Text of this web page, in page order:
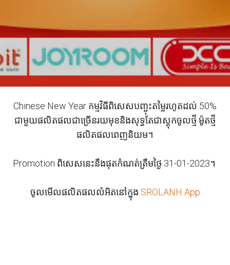
Chinese New Year កម្មវិធីពិសេសបញ្ចុះតម្លៃរហូតដល់ ​50%
ជាមួយផលិតផលជាច្រើនរយមុខនិងសុទ្ធតែជាស្តុកចូលថ្មី ម៉ូតថ្មី
ផលិតផលពេញនិយម។
Promotion ពិសេសនេះនឹងផុតកំណត់ត្រឹមថ្ងៃ 31-01-2023។
ចូលមើលផលិតផលលំអិតនៅក្នុង SROLANH App